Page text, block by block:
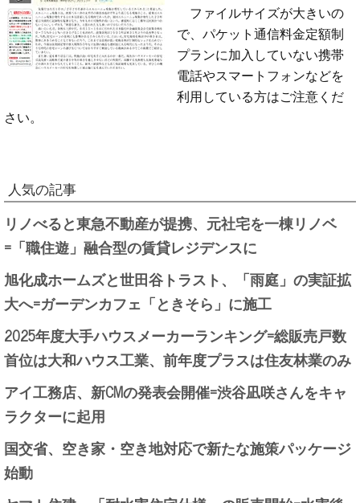
ファイルサイズが大きいの
で、パケット通信料金定額制
プランに加入していない携帯
電話やスマートフォンなどを
利用している方はご注意くだ
さい。
人気の記事
リノべると東急不動産が提携、元社宅を一棟リノベ
=「職住遊」融合型の賃貸レジデンスに
旭化成ホームズと世田谷トラスト、「雨庭」の実証拡
大へ=ガーデンカフェ「ときそら」に施工
2025年度大手ハウスメーカーランキング=総販売戸数
首位は大和ハウス工業、前年度プラスは住友林業のみ
アイ工務店、新CMの発表会開催=渋谷凪咲さんをキャ
ラクターに起用
国交省、空き家・空き地対応で新たな施策パッケージ
始動